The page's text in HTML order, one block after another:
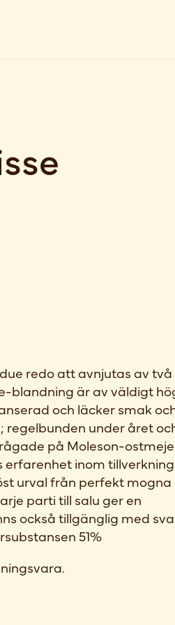
redo att avnjutas av två
blandning är av väldigt
och läcker smak
regelbunden under året
på Moleson-
erfarenhet inom
urval från perfekt mogna
parti till salu ger en
också tillgänglig med
51%